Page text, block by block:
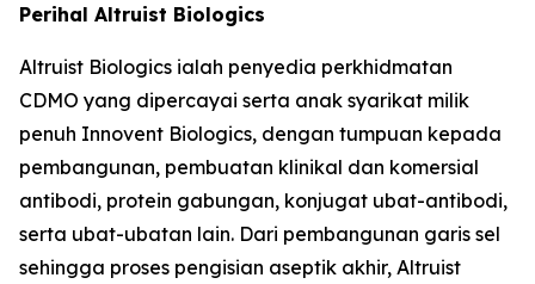
Perihal Altruist Biologics
Altruist Biologics ialah penyedia perkhidmatan
CDMO yang dipercayai serta anak syarikat milik
penuh Innovent Biologics, dengan tumpuan kepada
pembangunan, pembuatan klinikal dan komersial
antibodi, protein gabungan, konjugat ubat-antibodi,
serta ubat-ubatan lain. Dari pembangunan garis sel
sehingga proses pengisian aseptik akhir, Altruist